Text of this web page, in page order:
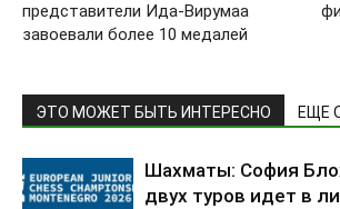
представители Ида-Вирумаа
завоевали более 10 медалей
ЭТО МОЖЕТ БЫТЬ ИНТЕРЕСНО ЕЩЕ
Шахматы: София
двух туров идет в